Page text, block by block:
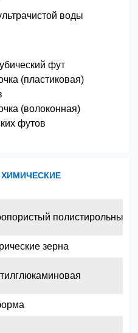
воды
фут
(пластиковая)
(волоконная)
футов
полистирольный
зерна